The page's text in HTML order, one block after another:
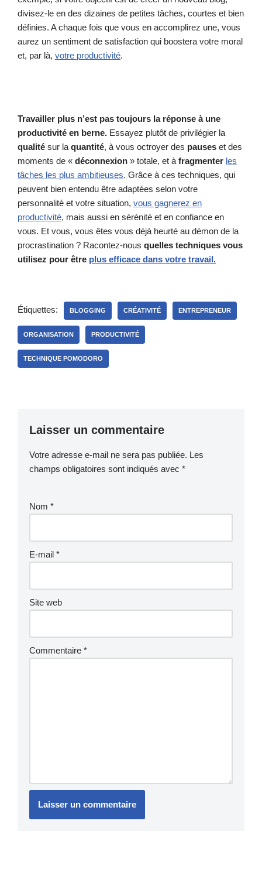
divisez-le en des dizaines de petites tâches, courtes et bien
définies. A chaque fois que vous en accomplirez une, vous
aurez un sentiment de satisfaction qui boostera votre moral
et, par là, votre productivité.
Travailler plus n’est pas toujours la réponse à une
productivité en berne. Essayez plutôt de privilégier la
qualité sur la quantité, à vous octroyer des pauses et des
moments de « déconnexion » totale, et à fragmenter les
tâches les plus ambitieuses. Grâce à ces techniques, qui
peuvent bien entendu être adaptées selon votre
personnalité et votre situation, vous gagnerez en
productivité, mais aussi en sérénité et en confiance en
vous. Et vous, vous êtes vous déjà heurté au démon de la
procrastination ? Racontez-nous quelles techniques vous
utilisez pour être plus efficace dans votre travail.
Étiquettes: BLOGGING CRÉATIVITÉ ENTREPRENEUR
ORGANISATION PRODUCTIVITÉ
TECHNIQUE POMODORO
Laisser un commentaire
Votre adresse e-mail ne sera pas publiée. Les
champs obligatoires sont indiqués avec *
Nom *
E-mail *
Site web
Commentaire *